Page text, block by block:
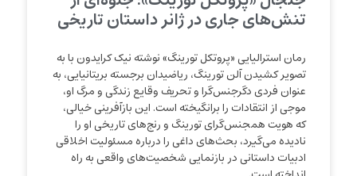
تنش‌های جاری در ژانر داستان تاریخی
رمان استرالیایی «پروتکل تورینگ» نوشته نیک کرایدون با به
تصویر کشیدن آلن تورینگ، ریاضیدان برجسته بریتانیایی، به
عنوان فردی دگرجنس‌گرا و تحریف وقایع زندگی و مرگ او،
موجی از انتقادات را برانگیخته است. این بازآفرینی خیالی،
که هویت همجنس‌گرای تورینگ و رنج‌های تاریخی او را
نادیده می‌گیرد، بحث‌های داغی را درباره مسئولیت اخلاقی
ادبیات داستانی در بازنمایی شخصیت‌های واقعی به راه